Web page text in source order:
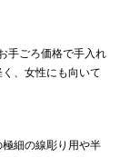
手ごろ価格で手入れ
、女性にも向いて
細の線彫り用や半